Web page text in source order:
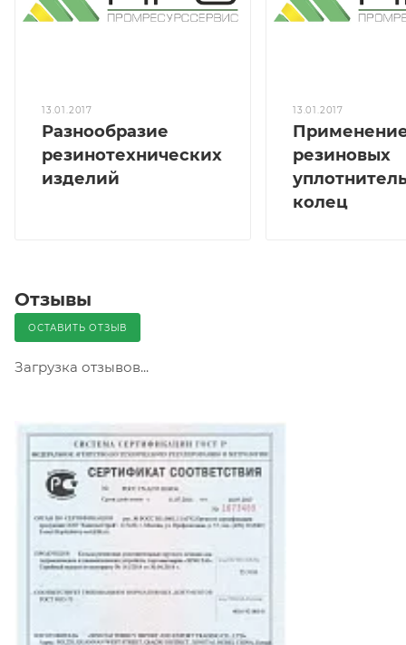
13.01.2017
Разнообразие
резинотехнических
изделий
13.01.2017
резиновых
колец
Отзывы
ОСТАВИТЬ ОТЗЫВ
Загрузка отзывов...